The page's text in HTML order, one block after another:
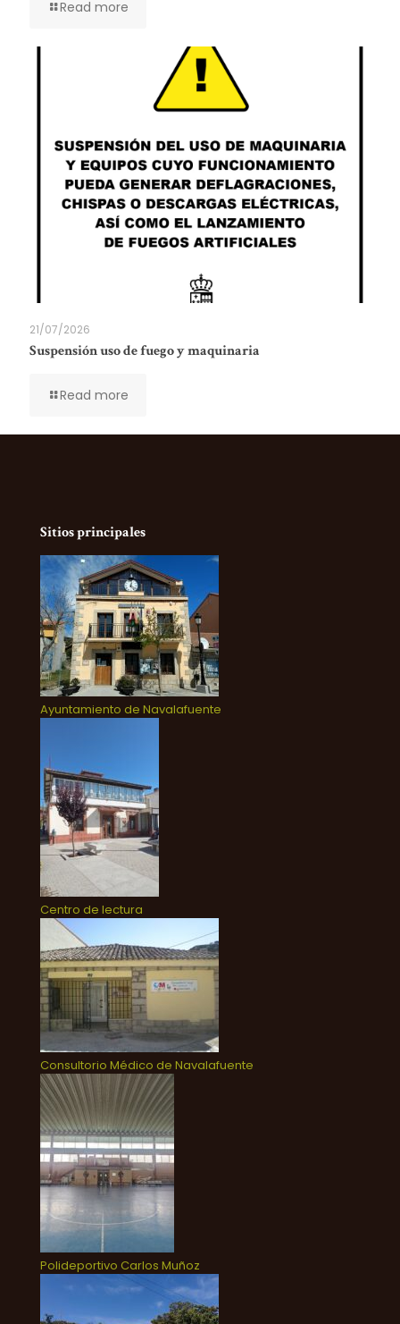
Read more
21/07/2026
Suspensión uso de fuego y maquinaria
Read more
Sitios principales
Ayuntamiento de Navalafuente
Centro de lectura
Consultorio Médico de Navalafuente
Polideportivo Carlos Muñoz